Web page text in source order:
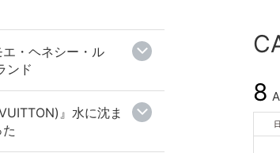
・ヘネシー・ル
ンド
』水に沈ま
8
日